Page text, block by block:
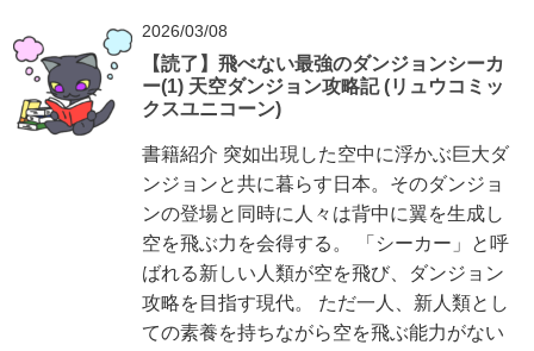
2026/03/08
【読了】飛べない最強のダンジョンシーカ
ー(1) 天空ダンジョン攻略記 (リュウコミッ
クスユニコーン)
書籍紹介 突如出現した空中に浮かぶ巨大ダ
ンジョンと共に暮らす日本。そのダンジョ
ンの登場と同時に人々は背中に翼を生成し
空を飛ぶ力を会得する。 「シーカー」と呼
ばれる新しい人類が空を飛び、ダンジョン
攻略を目指す現代。 ただ一人、新人類とし
ての素養を持ちながら空を飛ぶ能力がない